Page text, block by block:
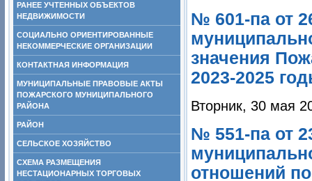
РАНЕЕ УЧТЕННЫХ ОБЪЕКТОВ
НЕДВИЖИМОСТИ
СОЦИАЛЬНО ОРИЕНТИРОВАННЫЕ
НЕКОММЕРЧЕСКИЕ ОРГАНИЗАЦИИ
КОНТАКТНАЯ ИНФОРМАЦИЯ
МУНИЦИПАЛЬНЫЕ ПРАВОВЫЕ АКТЫ
ПОЖАРСКОГО МУНИЦИПАЛЬНОГО
РАЙОНА
РАЙОН
СЕЛЬСКОЕ ХОЗЯЙСТВО
СХЕМА РАЗМЕЩЕНИЯ
НЕСТАЦИОНАРНЫХ ТОРГОВЫХ
№ 601-па от
значения
2023-2025
Вторник, 30 мая
№ 551-па от
отношений